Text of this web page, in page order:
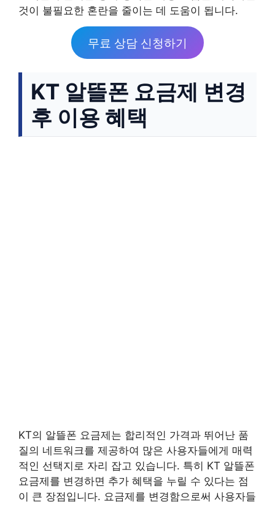
것이 불필요한 혼란을 줄이는 데 도움이 됩니다.
무료 상담 신청하기
KT 알뜰폰 요금제 변경
후 이용 혜택
KT의 알뜰폰 요금제는 합리적인 가격과 뛰어난 품
질의 네트워크를 제공하여 많은 사용자들에게 매력
적인 선택지로 자리 잡고 있습니다. 특히 KT 알뜰폰
요금제를 변경하면 추가 혜택을 누릴 수 있다는 점
이 큰 장점입니다. 요금제를 변경함으로써 사용자들